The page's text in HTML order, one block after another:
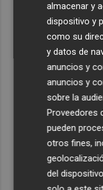
almacenar y
dispositivo y
como su
y datos de
anuncios y
anuncios y
sobre la
Proveedores
pueden
otros fines,
del